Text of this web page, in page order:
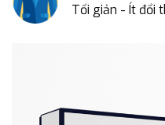
Tối giản - Ít đổi